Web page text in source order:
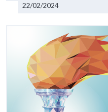
22/02/2024